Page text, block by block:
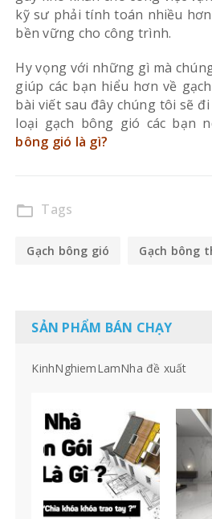
kỹ sư phải tính toán nhiều
bền vững cho công trình.
Hy vọng với những gì mà
giúp các bạn hiểu hơn về
bài viết sau đây chúng tôi sẽ
loại gạch bông gió các bạn
bông gió là gì?
folder_open Tags
Gạch bông gió Gạch bông
SẢN PHẨM BÁN CHẠY
KinhNghiemLamNha đề xuất